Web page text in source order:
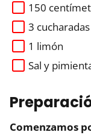
150
3
1 limón
Sal y
Comenzamos